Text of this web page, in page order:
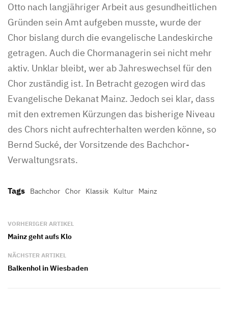
Otto nach langjähriger Arbeit aus gesundheitlichen
Gründen sein Amt aufgeben musste, wurde der
Chor bislang durch die evangelische Landeskirche
getragen. Auch die Chormanagerin sei nicht mehr
aktiv. Unklar bleibt, wer ab Jahreswechsel für den
Chor zuständig ist. In Betracht gezogen wird das
Evangelische Dekanat Mainz. Jedoch sei klar, dass
mit den extremen Kürzungen das bisherige Niveau
des Chors nicht aufrechterhalten werden könne, so
Bernd Sucké, der Vorsitzende des Bachchor-
Verwaltungsrats.
Tags Bachchor Chor Klassik Kultur Mainz
VORHERIGER ARTIKEL
Mainz geht aufs Klo
NÄCHSTER ARTIKEL
Balkenhol in Wiesbaden